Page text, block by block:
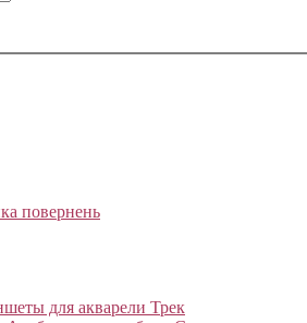
повернень
для акварели Трек